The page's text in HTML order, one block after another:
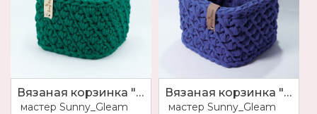
Вязаная корзинка "Эмма"
мастер Sunny_Gleam
Вязаная корзинка "Майами"
мастер Sunny_Gleam